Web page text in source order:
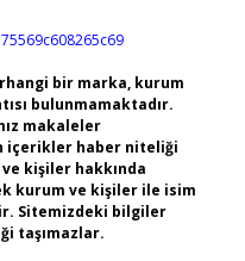
bir marka, kurum
bulunmamaktadır.
makaleler
içerikler haber niteliği
kişiler hakkında
kurum ve kişiler ile isim
Sitemizdeki bilgiler
taşımazlar.